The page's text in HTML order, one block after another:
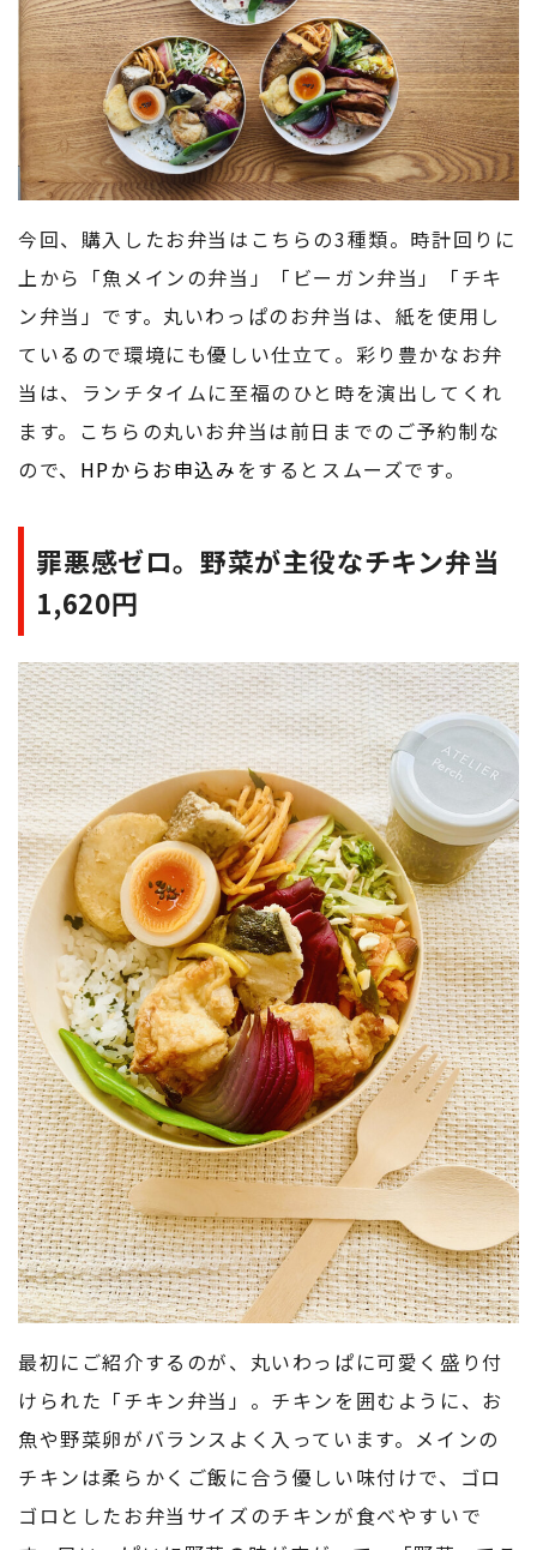
今回、購入したお弁当はこちらの3種類。時計回りに
上から「魚メインの弁当」「ビーガン弁当」「チキ
ン弁当」です。丸いわっぱのお弁当は、紙を使用し
ているので環境にも優しい仕立て。彩り豊かなお弁
当は、ランチタイムに至福のひと時を演出してくれ
ます。こちらの丸いお弁当は前日までのご予約制な
ので、 HPからお申込みをするとスムーズです。
罪悪感ゼロ。野菜が主役なチキン弁当
1,620円
最初にご紹介するのが、丸いわっぱに可愛く盛り付
けられた「チキン弁当」。チキンを囲むように、お
魚や野菜卵がバランスよく入っています。メインの
チキンは柔らかくご飯に合う優しい味付けで、ゴロ
ゴロとしたお弁当サイズのチキンが食べやすいで